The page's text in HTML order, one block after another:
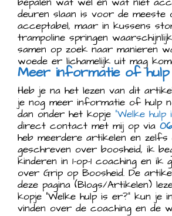
deuren slaan is voor de meeste
acceptabel, maar in kussens
trampoline springen
samen op zoek naar manieren
woede er lichamelijk uit mag
Meer informatie of hulp
Heb je na het lezen van dit
je nog meer informatie of hulp
dan onder het kopje “Welke hulp
direct contact met mij op via
heb meerdere artikelen en zelfs
geschreven over boosheid, ik
kinderen in 1-op-1 coaching en
over Grip op Boosheid. De
deze pagina (Blogs/Artikelen)
kopje “Welke hulp is er?” kun je
vinden over de coaching en de